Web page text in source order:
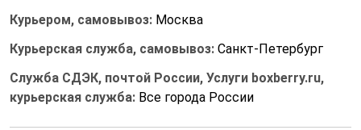
Курьером, самовывоз: Москва
Курьерская служба, самовывоз: Санкт-Петербург
Служба СДЭК, почтой России, Услуги boxberry.ru,
курьерская служба: Все города России